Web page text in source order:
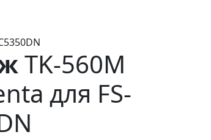
TK-560M
для FS-